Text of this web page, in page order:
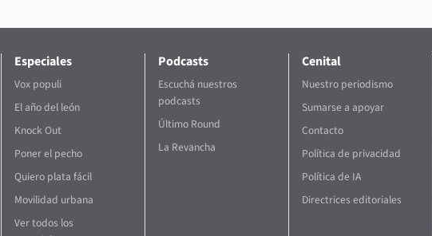
Especiales
Vox populi
El año del león
Knock Out
Poner el pecho
Quiero plata fácil
Movilidad urbana
Ver todos los
Podcasts
Escuchá nuestros
podcasts
Último Round
La Revancha
Cenital
Nuestro periodismo
Sumarse a apoyar
Contacto
Política de privacidad
Política de IA
Directrices editoriales